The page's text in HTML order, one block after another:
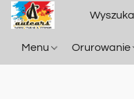
Menu Orurowanie